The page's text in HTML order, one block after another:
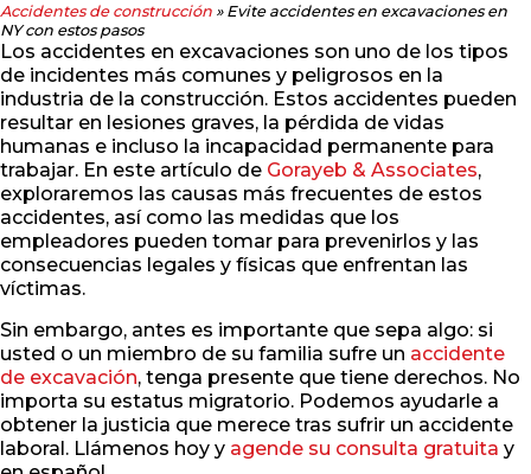
Accidentes de construcción » Evite accidentes en excavaciones en
NY con estos pasos
Los accidentes en excavaciones son uno de los tipos
de incidentes más comunes y peligrosos en la
industria de la construcción. Estos accidentes pueden
resultar en lesiones graves, la pérdida de vidas
humanas e incluso la incapacidad permanente para
trabajar. En este artículo de Gorayeb & Associates,
exploraremos las causas más frecuentes de estos
accidentes, así como las medidas que los
empleadores pueden tomar para prevenirlos y las
consecuencias legales y físicas que enfrentan las
víctimas.
Sin embargo, antes es importante que sepa algo: si
usted o un miembro de su familia sufre un accidente
de excavación, tenga presente que tiene derechos. No
importa su estatus migratorio. Podemos ayudarle a
obtener la justicia que merece tras sufrir un accidente
laboral. Llámenos hoy y agende su consulta gratuita y